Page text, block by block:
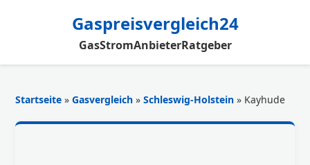
Gaspreisvergleich24
GasStromAnbieterRatgeber
Startseite »Gasvergleich »Schleswig-Holstein » Kayhude